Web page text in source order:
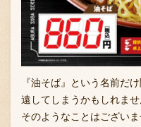
『油そば』という名前だ
遠してしまうかもしれませ
そのようなことはございま